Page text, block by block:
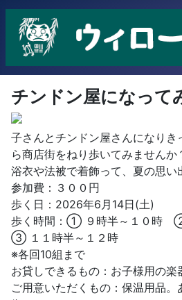
チンドン屋になって
子さんとチンドン屋さんになり
ら商店街をねり歩いてみませんか
浴衣や法被で着飾って、夏の思い
参加費：３００円
歩く日：2026年6月14日(土)
歩く時間：① ９時半～１０時
③ １１時半～１２時
※各回10組まで
お貸しできるもの：お子様用の楽
ご用意いただくもの：保温用品